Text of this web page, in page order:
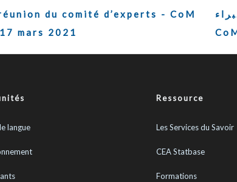
du comité d’experts - CoM
mars 2021
-
langue
Ressource
Les Services du Savoir
CEA Statbase
Formations